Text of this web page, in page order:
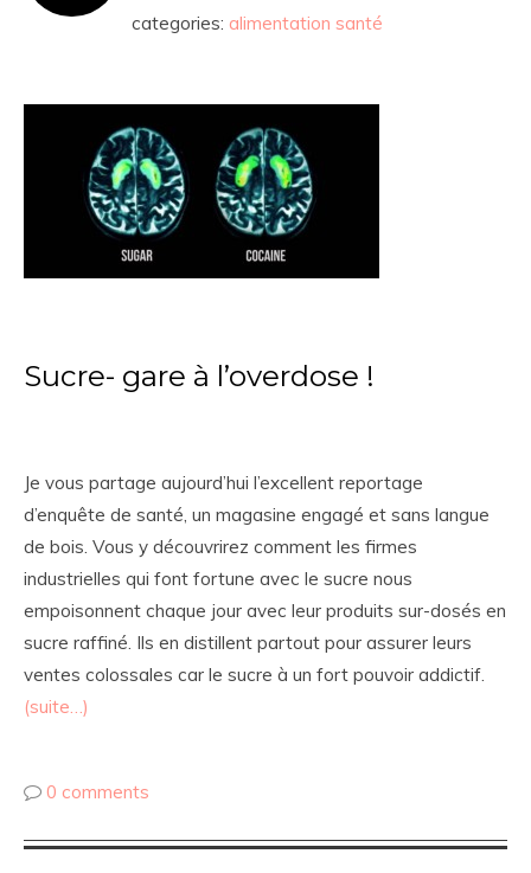
categories: alimentation santé
Sucre- gare à l’overdose !
Je vous partage aujourd’hui l’excellent reportage
d’enquête de santé, un magasine engagé et sans langue
de bois. Vous y découvrirez comment les firmes
industrielles qui font fortune avec le sucre nous
empoisonnent chaque jour avec leur produits sur-dosés en
sucre raffiné. Ils en distillent partout pour assurer leurs
ventes colossales car le sucre à un fort pouvoir addictif.
(suite…)
0 comments